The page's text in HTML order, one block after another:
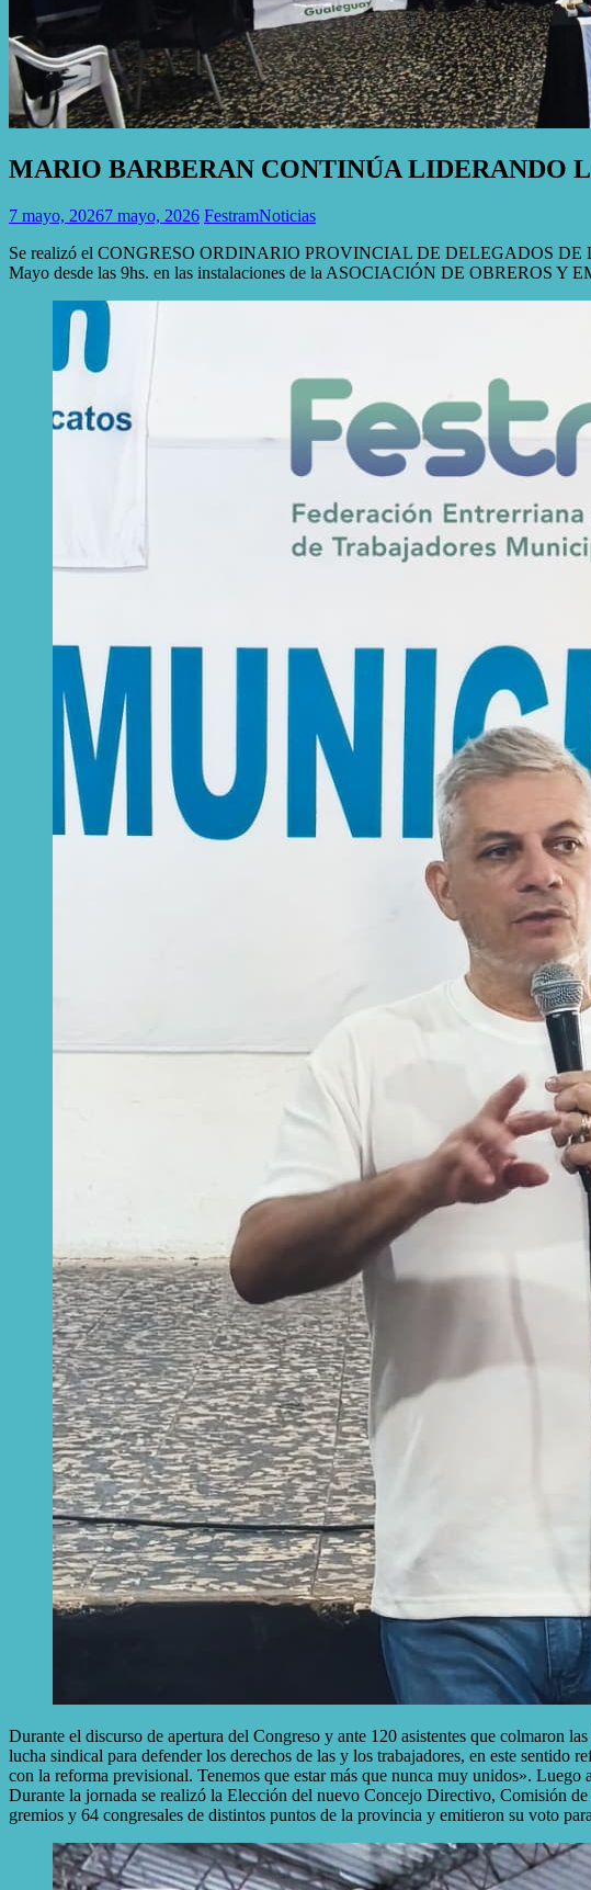
MARIO BARBERAN CONTINÚA LIDERANDO
7 mayo, 20267 mayo, 2026 FestramNoticias
Se realizó el CONGRESO ORDINARIO PROVINCIAL DE DELEGADOS DE
Mayo desde las 9hs. en las instalaciones de la ASOCIACIÓN DE OBREROS
Durante el discurso de apertura del Congreso y ante 120 asistentes que colmaron
lucha sindical para defender los derechos de las y los trabajadores, en este
con la reforma previsional. Tenemos que estar más que nunca muy unidos». Luego
Durante la jornada se realizó la Elección del nuevo Concejo Directivo, Comisión
gremios y 64 congresales de distintos puntos de la provincia y emitieron su voto